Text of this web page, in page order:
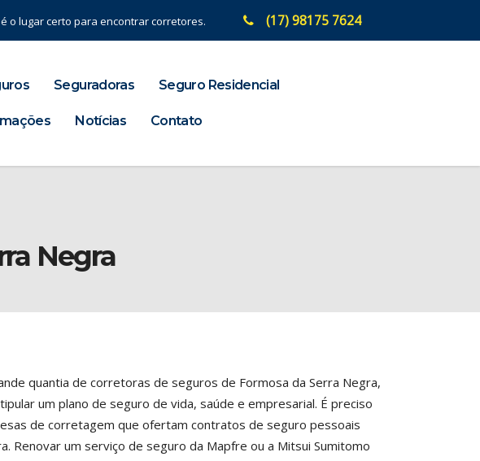
o lugar certo para encontrar corretores. (17) 98175 7624
Seguradoras Seguro Residencial
Notícias Contato
Negra
quantia de corretoras de seguros de Formosa da Serra Negra,
um plano de seguro de vida, saúde e empresarial. É preciso
de corretagem que ofertam contratos de seguro pessoais
Renovar um serviço de seguro da Mapfre ou a Mitsui Sumitomo